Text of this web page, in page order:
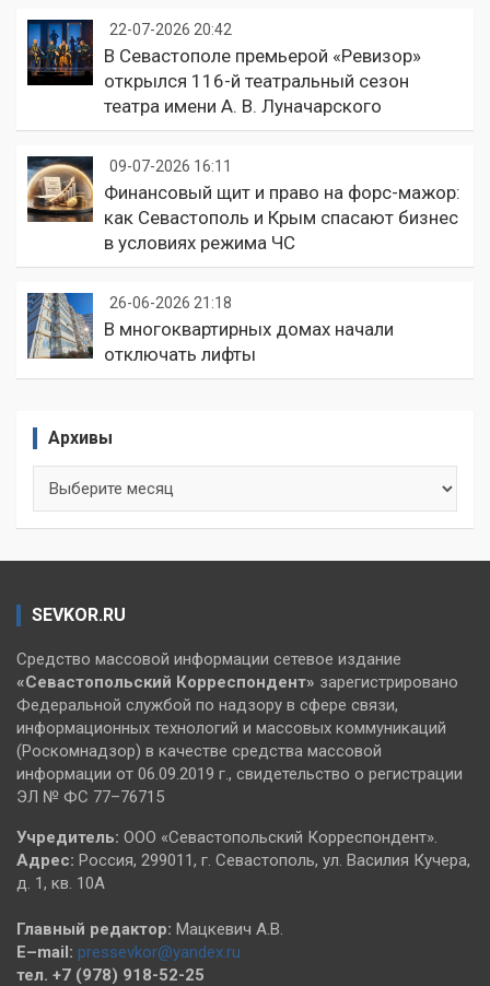
22-07-2026 20:42
В Севастополе премьерой «Ревизор»
открылся 116-й театральный сезон
театра имени А. В. Луначарского
09-07-2026 16:11
Финансовый щит и право на форс-мажор:
как Севастополь и Крым спасают бизнес
в условиях режима ЧС
26-06-2026 21:18
В многоквартирных домах начали
отключать лифты
Архивы
SEVKOR.RU
Средство массовой информации сетевое издание
«Севастопольский Корреспондент» зарегистрировано
Федеральной службой по надзору в сфере связи,
информационных технологий и массовых коммуникаций
(Роскомнадзор) в качестве средства массовой
информации от 06.09.2019 г., свидетельство о регистрации
ЭЛ № ФС 77–76715
Учредитель: ООО «Севастопольский Корреспондент».
Адрес: Россия, 299011, г. Севастополь, ул. Василия Кучера,
д. 1, кв. 10А
Главный редактор: Мацкевич А.В.
E–mail: pressevkor@yandex.ru
тел. +7 (978) 918-52-25